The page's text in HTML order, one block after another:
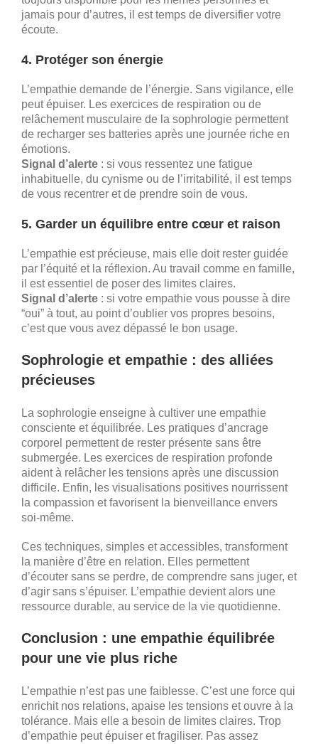
jamais pour d’autres, il est temps de diversifier votre
écoute.
4. Protéger son énergie
L’empathie demande de l’énergie. Sans vigilance, elle
peut épuiser. Les exercices de respiration ou de
relâchement musculaire de la sophrologie permettent
de recharger ses batteries après une journée riche en
émotions.
Signal d’alerte : si vous ressentez une fatigue
inhabituelle, du cynisme ou de l’irritabilité, il est temps
de vous recentrer et de prendre soin de vous.
5. Garder un équilibre entre cœur et raison
L’empathie est précieuse, mais elle doit rester guidée
par l’équité et la réflexion. Au travail comme en famille,
il est essentiel de poser des limites claires.
Signal d’alerte : si votre empathie vous pousse à dire
“oui” à tout, au point d’oublier vos propres besoins,
c’est que vous avez dépassé le bon usage.
Sophrologie et empathie : des alliées
précieuses
La sophrologie enseigne à cultiver une empathie
consciente et équilibrée. Les pratiques d’ancrage
corporel permettent de rester présente sans être
submergée. Les exercices de respiration profonde
aident à relâcher les tensions après une discussion
difficile. Enfin, les visualisations positives nourrissent
la compassion et favorisent la bienveillance envers
soi-même.
Ces techniques, simples et accessibles, transforment
la manière d’être en relation. Elles permettent
d’écouter sans se perdre, de comprendre sans juger, et
d’agir sans s’épuiser. L’empathie devient alors une
ressource durable, au service de la vie quotidienne.
Conclusion : une empathie équilibrée
pour une vie plus riche
L’empathie n’est pas une faiblesse. C’est une force qui
enrichit nos relations, apaise les tensions et ouvre à la
tolérance. Mais elle a besoin de limites claires. Trop
d’empathie peut épuiser et fragiliser. Pas assez